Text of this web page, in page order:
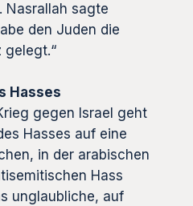
Nasrallah sagte
den Juden die
gelegt.“
Hasses
gegen Israel geht
Hasses auf eine
in der arabischen
Hass
unglaubliche, auf